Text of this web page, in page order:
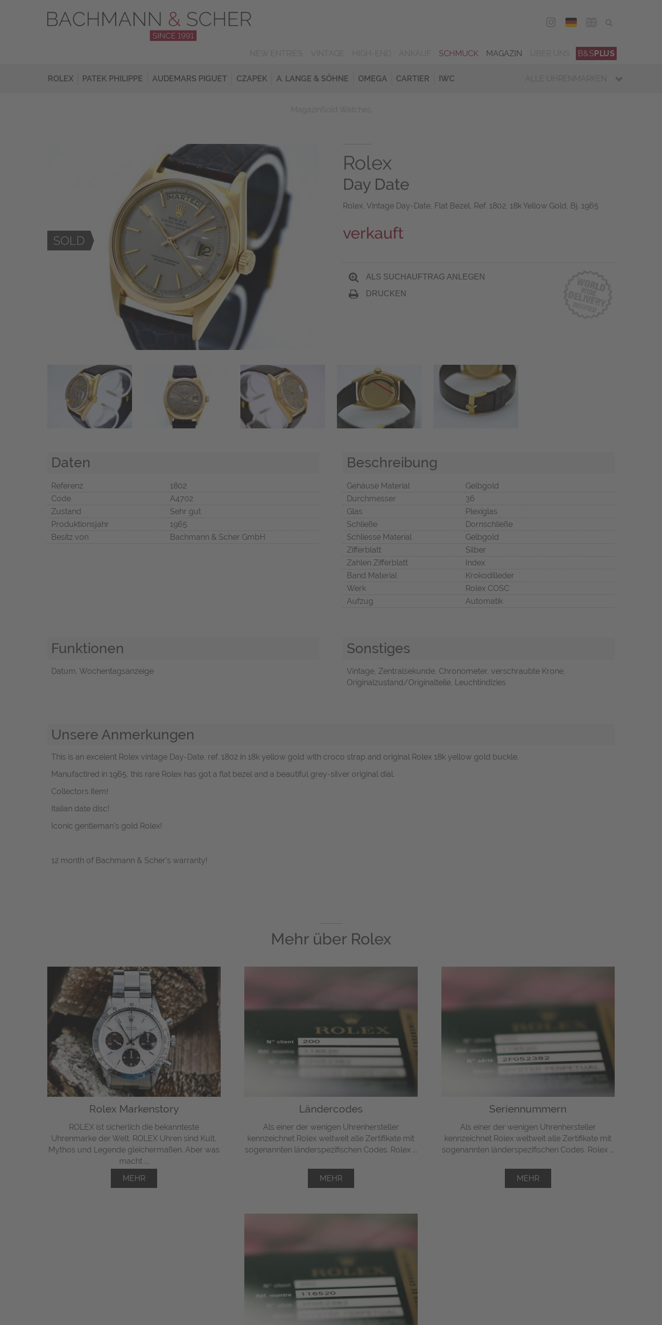
DEU
SCHMUCK MAGAZIN B&SPLUS
ROLEX PATEK PHILIPPE AUDEMARS PIGUET CZAPEK A. LANGE & SÖHNE OMEGA CARTIER IWC ALLE UHRENMARKEN
Rolex
Day Date
Rolex, Vintage Day-Date, Flat Bezel, Ref. 1802, 18k Yellow Gold, Bj. 1965
verkauft
ALS SUCHAUFTRAG ANLEGEN
DRUCKEN
Daten
Referenz
1802
Code
A4702
Zustand
Sehr gut
Produktionsjahr
1965
Besitz von
Bachmann & Scher GmbH
Beschreibung
Gehäuse Material
Gelbgold
Durchmesser
36
Glas
Plexiglas
Schließe
Dornschließe
Schliesse Material
Gelbgold
Zifferblatt
Silber
Zahlen Zifferblatt
Index
Band Material
Krokodilleder
Werk
Rolex COSC
Aufzug
Automatik
Funktionen
Datum, Wochentagsanzeige
Sonstiges
Vintage, Zentralsekunde, Chronometer, verschraubte Krone,
Originalzustand/Originalteile, Leuchtindizies
Unsere Anmerkungen
This is an excelent Rolex vintage Day-Date, ref. 1802 in 18k yellow gold with croco strap and original Rolex 18k yellow gold buckle.
Manufactired in 1965, this rare Rolex has got a flat bezel and a beautiful grey-silver original dial.
Collectors item!
Italian date disc!
Iconic gentleman's gold Rolex!
12 month of Bachmann & Scher's warranty!
Mehr über Rolex
Rolex Markenstory
ROLEX ist sicherlich die bekannteste
Uhrenmarke der Welt. ROLEX Uhren sind Kult,
Mythos und Legende gleichermaßen. Aber was
macht ...
MEHR
Ländercodes
Als einer der wenigen Uhrenhersteller
kennzeichnet Rolex weltweit alle Zertifikate mit
sogenannten länderspezifischen Codes. Rolex ...
MEHR
Seriennummern
Als einer der wenigen Uhrenhersteller
kennzeichnet Rolex weltweit alle Zertifikate mit
sogenannten länderspezifischen Codes. Rolex ...
MEHR